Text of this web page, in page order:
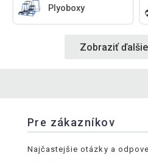
Plyoboxy
Zobraziť
Pre zákazníkov
Najčastejšie otázky a